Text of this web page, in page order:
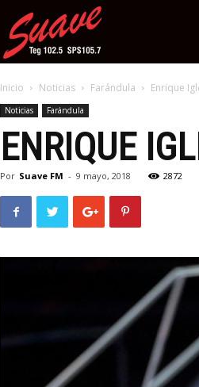
Inicio Noticias Farándula Enrique
Noticias Farándula
ENRIQUE
Por Suave FM - 9 mayo, 2018 2872